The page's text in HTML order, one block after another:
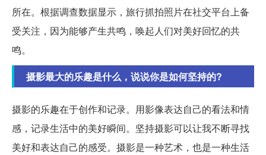
所在。根据调查数据显示，旅行抓拍照片在社交平台上备
受关注，因为能够产生共鸣，唤起人们对美好回忆的共
鸣。
摄影最大的乐趣是什么，说说你是如何坚持的?
摄影的乐趣在于创作和记录。用影像表达自己的看法和情
感，记录生活中的美好瞬间。坚持摄影可以让我不断寻找
美好和表达自己的感受。摄影是一种艺术，也是一种生活